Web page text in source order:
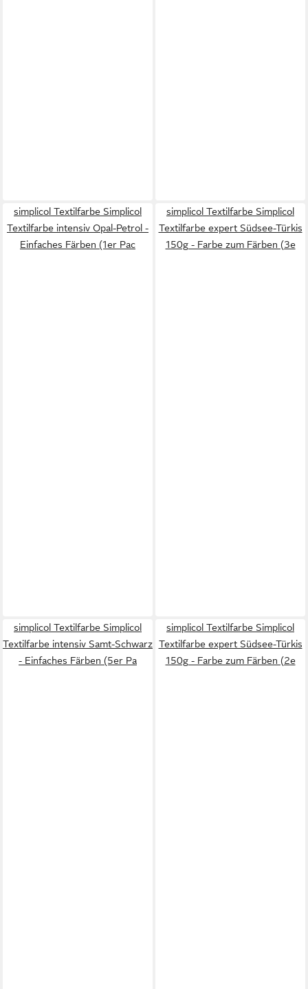
simplicol Textilfarbe Simplicol
Textilfarbe intensiv Opal-Petrol -
Einfaches Färben (1er Pac
simplicol Textilfarbe Simplicol
Textilfarbe expert Südsee-Türkis
150g - Farbe zum Färben (3e
simplicol Textilfarbe Simplicol
Textilfarbe intensiv Samt-Schwarz
- Einfaches Färben (5er Pa
simplicol Textilfarbe Simplicol
Textilfarbe expert Südsee-Türkis
150g - Farbe zum Färben (2e